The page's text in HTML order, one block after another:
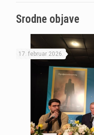
Srodne objave
17. februar 2026.